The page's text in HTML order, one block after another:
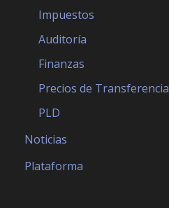
Impuestos
Auditoría
Finanzas
Precios de Transferencia
PLD
Noticias
Plataforma